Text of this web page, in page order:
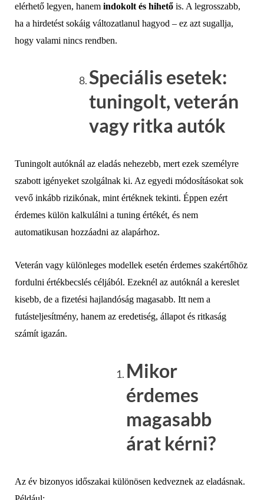
elérhető legyen, hanem indokolt és hihető is. A legrosszabb,
ha a hirdetést sokáig változatlanul hagyod – ez azt sugallja,
hogy valami nincs rendben.
Speciális esetek:
tuningolt, veterán
vagy ritka autók
Tuningolt autóknál az eladás nehezebb, mert ezek személyre
szabott igényeket szolgálnak ki. Az egyedi módosításokat sok
vevő inkább rizikónak, mint értéknek tekinti. Éppen ezért
érdemes külön kalkulálni a tuning értékét, és nem
automatikusan hozzáadni az alapárhoz.
Veterán vagy különleges modellek esetén érdemes szakértőhöz
fordulni értékbecslés céljából. Ezeknél az autóknál a kereslet
kisebb, de a fizetési hajlandóság magasabb. Itt nem a
futásteljesítmény, hanem az eredetiség, állapot és ritkaság
számít igazán.
Mikor
érdemes
magasabb
árat kérni?
Az év bizonyos időszakai különösen kedveznek az eladásnak.